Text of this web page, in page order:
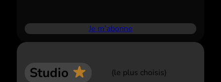
Je m’abonne
Studio (le plus choisis)